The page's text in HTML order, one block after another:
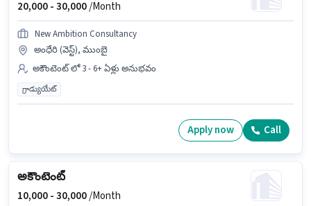
20,000 -30,000/Month
New Ambition Consultancy
అంధేరి (వెస్ట్), ముంబై
అకౌంటెంట్ లో 3 - 6+ ఏళ్లు అనుభవం
గ్రాడ్యుయేట్
Apply now Call
అకౌంటెంట్
10,000 -30,000/Month